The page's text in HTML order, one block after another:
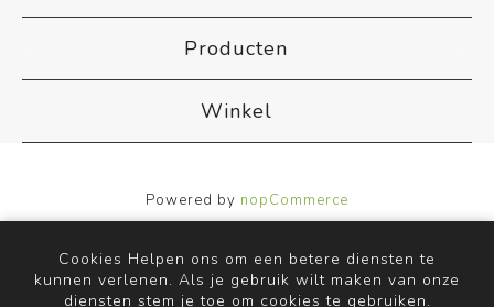
Producten
Winkel
Powered by nopCommerce
Designed byNop-Templates.com
Copyright ; 2026 ACB Airco. Alle rechten voorbehouden.
Cookies Helpen ons om een betere diensten te
kunnen verlenen. Als je gebruik wilt maken van onze
diensten stem je toe om cookies te gebruiken.